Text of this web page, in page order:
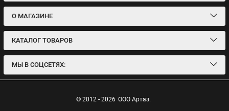
О МАГАЗИНЕ
КАТАЛОГ ТОВАРОВ
МЫ В СОЦСЕТЯХ:
© 2012 - 2026 ООО Артаз.